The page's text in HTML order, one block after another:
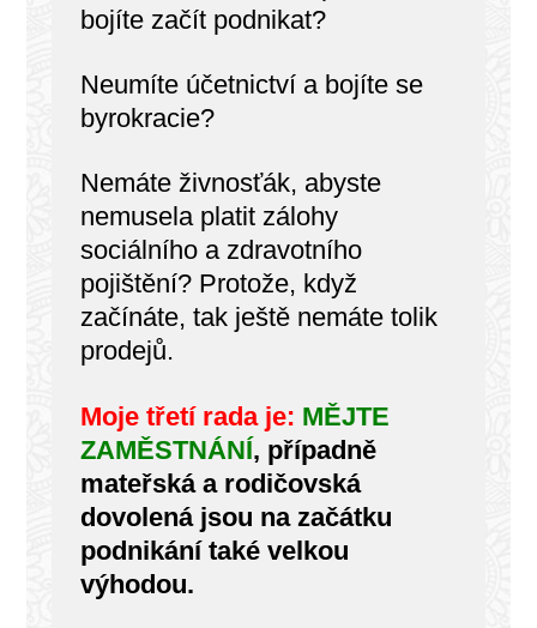
bojíte začít podnikat?
Neumíte účetnictví a bojíte se
byrokracie?
Nemáte živnosťák, abyste
nemusela platit zálohy
sociálního a zdravotního
pojištění? Protože, když
začínáte, tak ještě nemáte tolik
prodejů.
Moje třetí rada je: MĚJTE
ZAMĚSTNÁNÍ, případně
mateřská a rodičovská
dovolená jsou na začátku
podnikání také velkou
výhodou.